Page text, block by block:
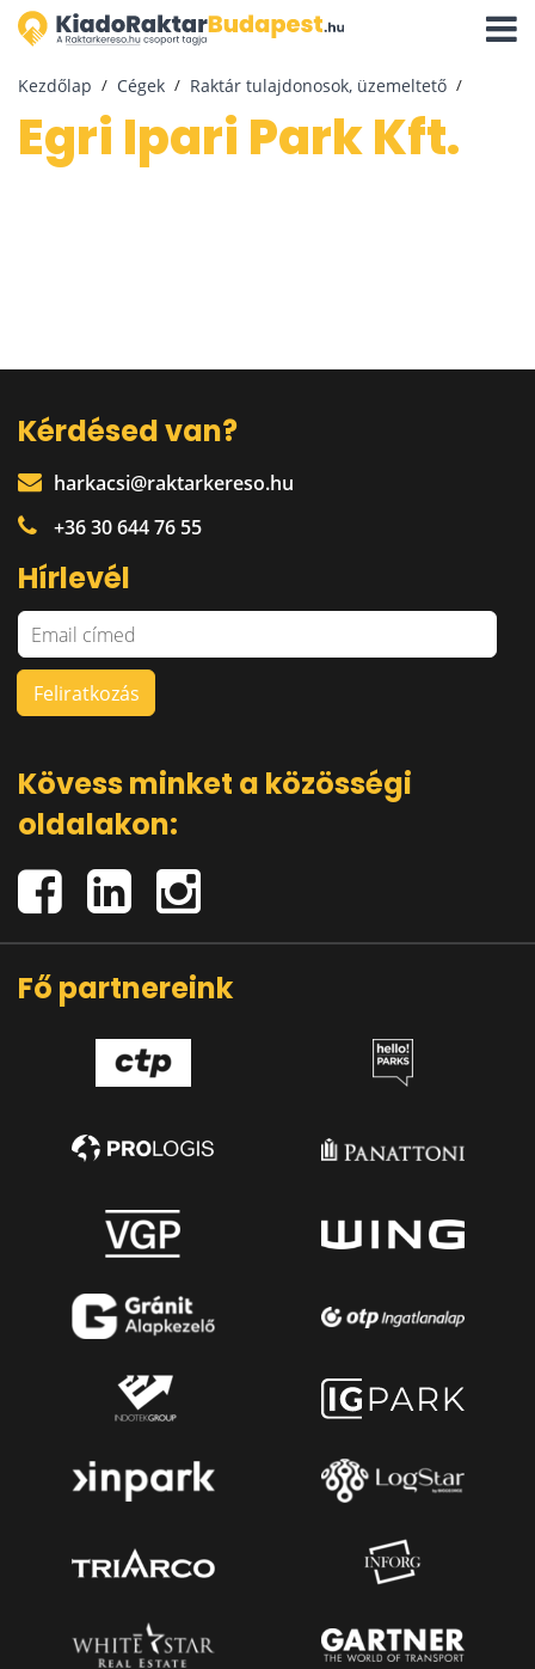
Kezdőlap Cégek Raktár tulajdonosok, üzemeltető
Egri Ipari Park Kft.
Kérdésed van?
harkacsi@raktarkereso.hu
+36 30 644 76 55
Hírlevél
Kövess minket a közösségi
oldalakon:
Fő partnereink